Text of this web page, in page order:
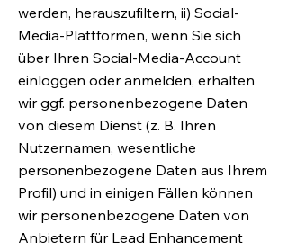
werden, herauszufiltern, ii) Social-
Media-Plattformen, wenn Sie sich
über Ihren Social-Media-Account
einloggen oder anmelden, erhalten
wir ggf. personenbezogene Daten
von diesem Dienst (z. B. Ihren
Nutzernamen, wesentliche
personenbezogene Daten aus Ihrem
Profil) und in einigen Fällen können
wir personenbezogene Daten von
Anbietern für Lead Enhancement